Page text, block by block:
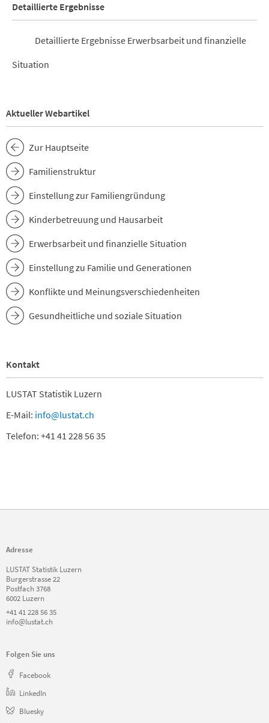
Detaillierte Ergebnisse
Detaillierte Ergebnisse Erwerbsarbeit und finanzielle
Situation
Aktueller Webartikel
Zur Hauptseite
Familienstruktur
Einstellung zur Familiengründung
Kinderbetreuung und Hausarbeit
Erwerbsarbeit und finanzielle Situation
Einstellung zu Familie und Generationen
Konflikte und Meinungsverschiedenheiten
Gesundheitliche und soziale Situation
Kontakt
LUSTAT Statistik Luzern
E-Mail: info@lustat.ch
Telefon: +41 41 228 56 35
Adresse
LUSTAT Statistik Luzern
Burgerstrasse 22
Postfach 3768
6002 Luzern
+41 41 228 56 35
info@lustat.ch
Folgen Sie uns
Facebook
LinkedIn
Bluesky